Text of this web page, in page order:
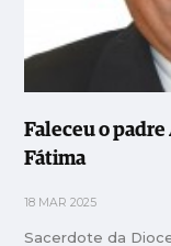
Faleceu o
Fátima
18 MAR 2025
Sacerdote da